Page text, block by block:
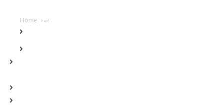
Home धर्म